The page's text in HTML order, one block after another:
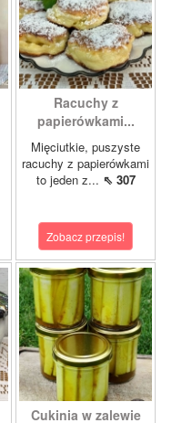
Racuchy z
papierówkami...
Mięciutkie, puszyste
racuchy z papierówkami
to jeden z... ⇖ 307
Zobacz przepis!
Cukinia w zalewie